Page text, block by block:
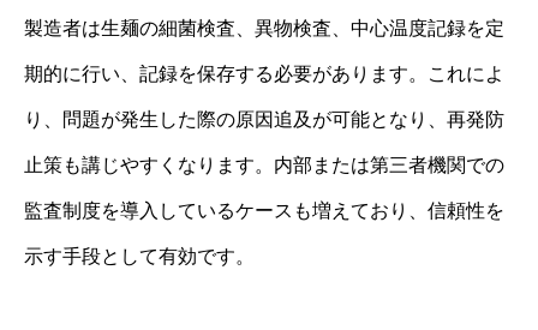
製造者は生麺の細菌検査、異物検査、中心温度記録を定
期的に行い、記録を保存する必要があります。これによ
り、問題が発生した際の原因追及が可能となり、再発防
止策も講じやすくなります。内部または第三者機関での
監査制度を導入しているケースも増えており、信頼性を
示す手段として有効です。